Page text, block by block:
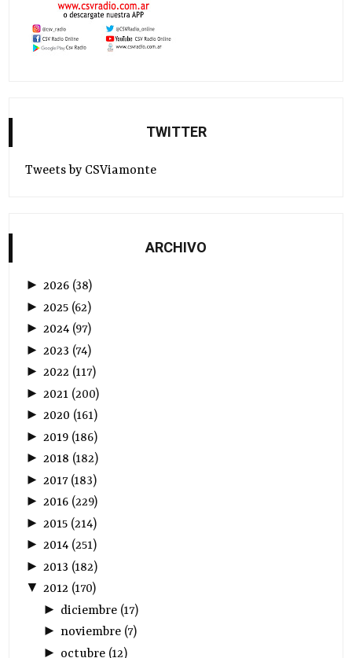
TWITTER
Tweets by CSViamonte
ARCHIVO
►2026 (38)
► 2025 (62)
►2024 (97)
► 2023 (74)
►2022 (117)
► 2021 (200)
►2020 (161)
► 2019 (186)
►2018 (182)
► 2017(183)
►2016 (229)
► 2015 (214)
►2014 (251)
► 2013 (182)
▼2012 (170)
► diciembre(17)
► noviembre(7)
► octubre(12)